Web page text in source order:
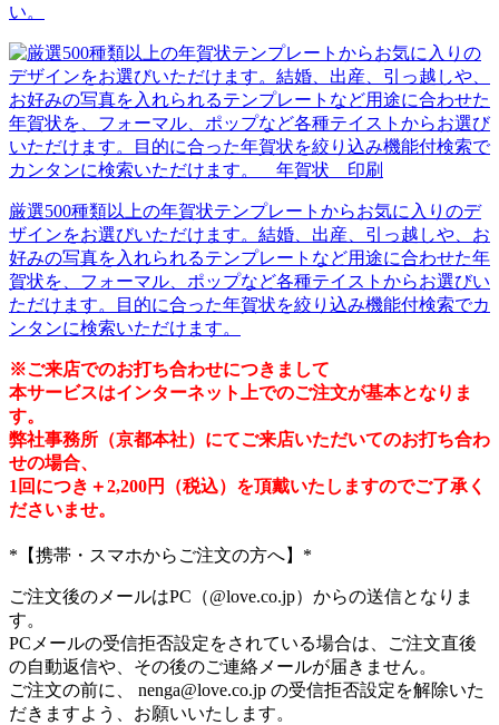
い。
厳選500種類以上の年賀状テンプレートからお気に入りのデ
ザインをお選びいただけます。結婚、出産、引っ越しや、お
好みの写真を入れられるテンプレートなど用途に合わせた年
賀状を、フォーマル、ポップなど各種テイストからお選びい
ただけます。目的に合った年賀状を絞り込み機能付検索でカ
ンタンに検索いただけます。
※ご来店でのお打ち合わせにつきまして
本サービスはインターネット上でのご注文が基本となりま
す。
弊社事務所（京都本社）にてご来店いただいてのお打ち合わ
せの場合、
1回につき＋2,200円（税込）を頂戴いたしますのでご了承く
ださいませ。
*【携帯・スマホからご注文の方へ】*
ご注文後のメールはPC（@love.co.jp）からの送信となりま
す。
PCメールの受信拒否設定をされている場合は、ご注文直後
の自動返信や、その後のご連絡メールが届きません。
ご注文の前に、 nenga@love.co.jp の受信拒否設定を解除いた
だきますよう、お願いいたします。